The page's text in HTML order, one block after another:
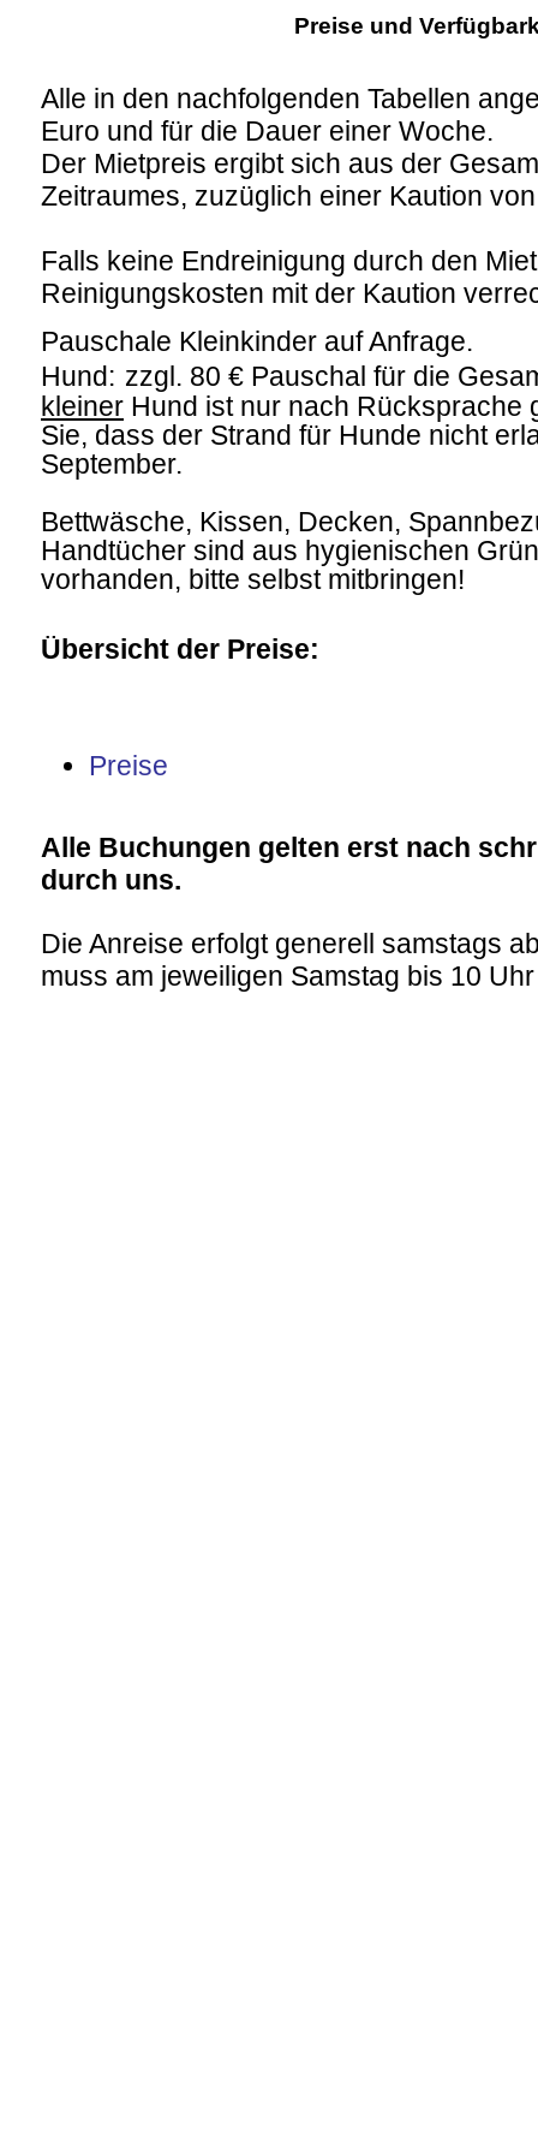
Preise und
Alle in den nachfolgenden Tabellen
Euro und für die Dauer einer Woche.
Der Mietpreis ergibt sich aus der
Zeitraumes, zuzüglich einer Kaution
Falls keine Endreinigung durch den
Reinigungskosten mit der Kaution
Pauschale Kleinkinder auf Anfrage.
Hund: zzgl. 80 € Pauschal für die
kleiner Hund ist nur nach Rücksprache
Sie, dass der Strand für Hunde nicht
September.
Bettwäsche, Kissen, Decken,
Handtücher sind aus hygienischen
vorhanden, bitte selbst mitbringen!
Übersicht der Preise:
Preise
Alle Buchungen gelten erst nach
durch uns.
Die Anreise erfolgt generell samstags
muss am jeweiligen Samstag bis 10